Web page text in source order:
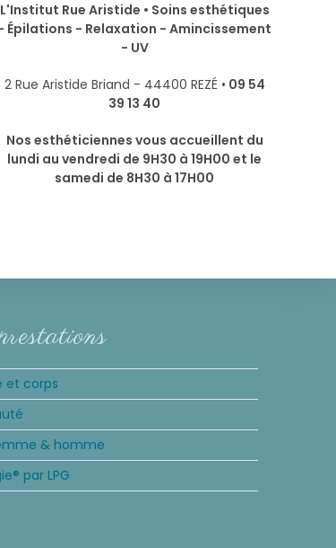
L'Institut Rue Aristide • Soins esthétiques
Épilations - Relaxation - Amincissement
- UV
2 Rue Aristide Briand - 44400 REZÉ • 09 54
39 13 40
Nos esthéticiennes vous accueillent du
lundi au vendredi de 9H30 à 19H00 et le
samedi de 8H30 à 17H00
et corps
& homme
par LPG